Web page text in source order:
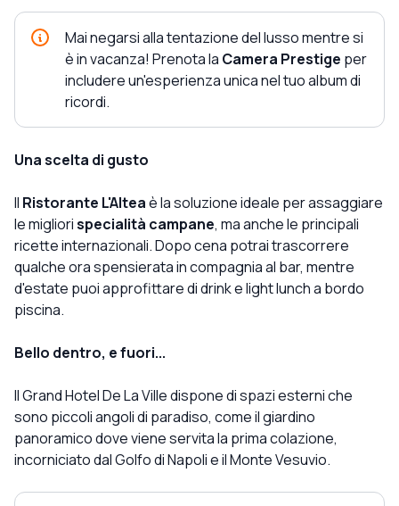
Mai negarsi alla tentazione del lusso mentre si
è in vacanza! Prenota la Camera Prestige per
includere un'esperienza unica nel tuo album di
ricordi.
Una scelta di gusto
Il Ristorante L'Alteaè la soluzione ideale per assaggiare
le migliorispecialità campane, ma anche le principali
ricette internazionali. Dopo cena potrai trascorrere
qualche ora spensierata in compagnia al bar, mentre
d'estate puoi approfittare di drink e light lunch a bordo
piscina.
Bello dentro, e fuori...
Il Grand Hotel De La Ville dispone di spazi esterni che
sono piccoli angoli di paradiso, come il giardino
panoramico dove viene servita la prima colazione,
incorniciato dal Golfo di Napoli e il Monte Vesuvio.